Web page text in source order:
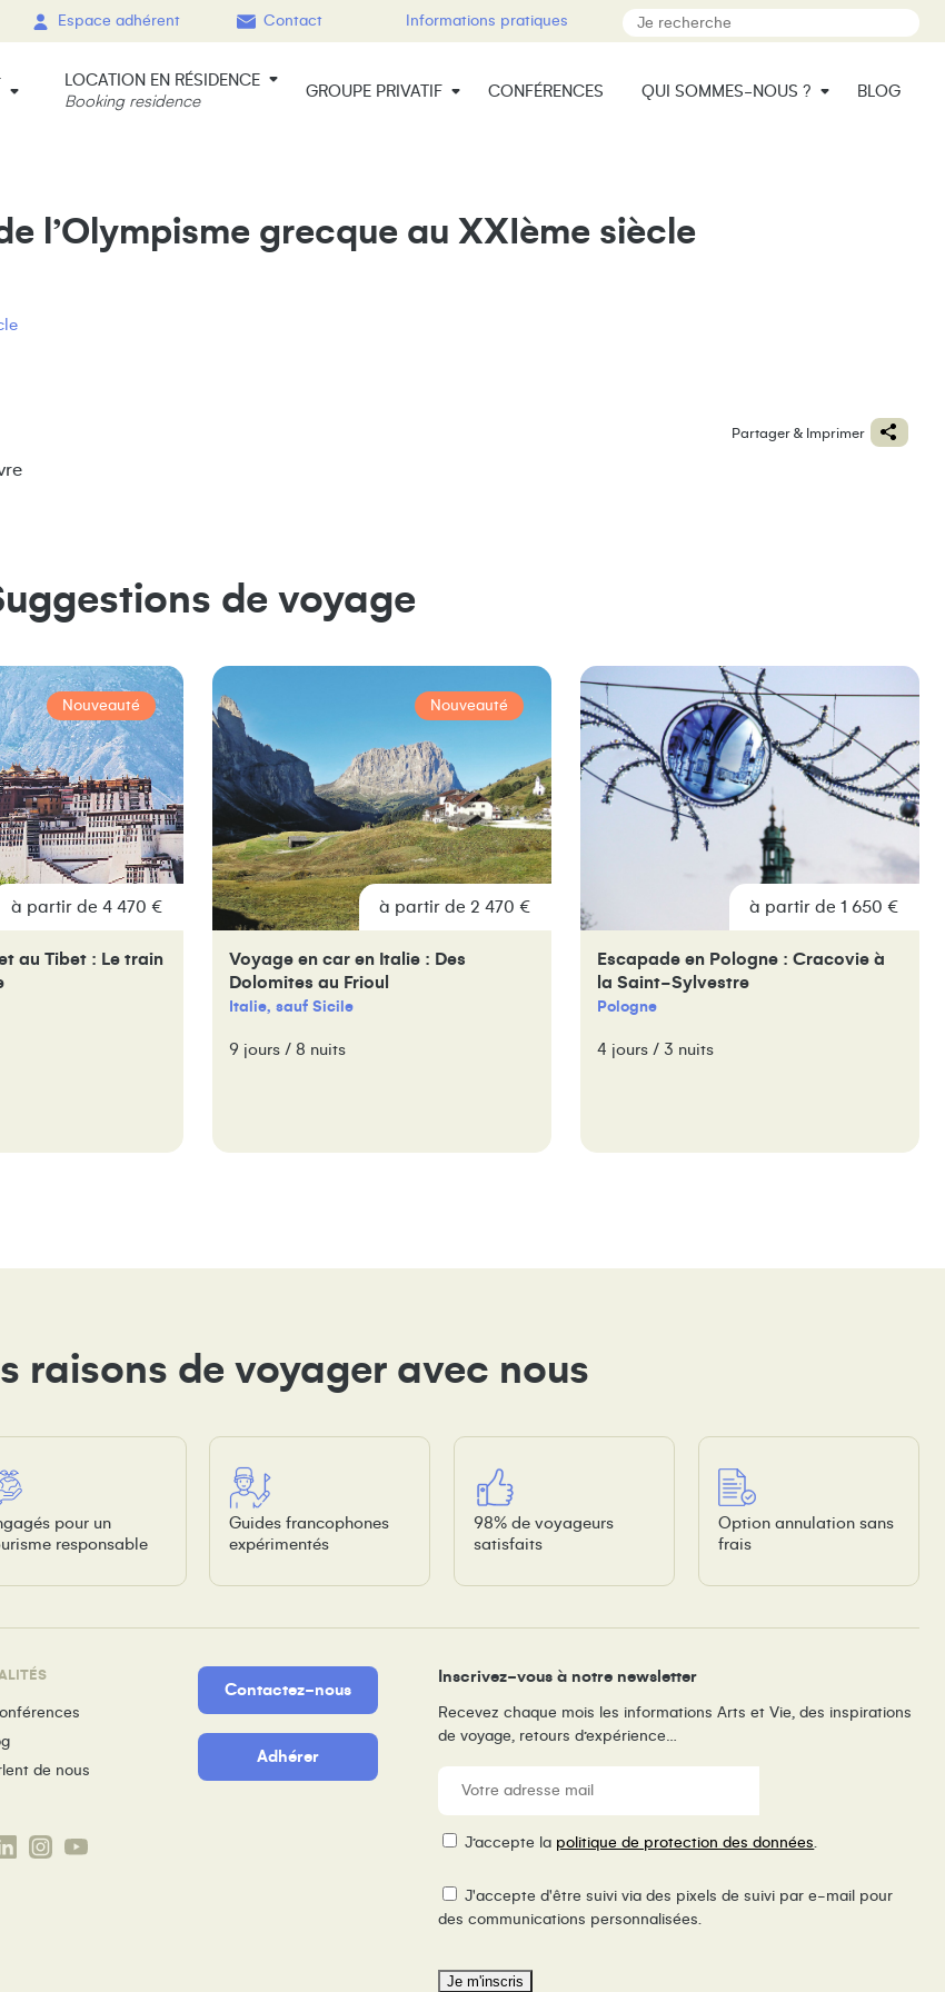
Espace adhérent Contact Informations pratiques
LOCATION EN RÉSIDENCE
Booking residence
GROUPE PRIVATIF CONFÉRENCES QUI SOMMES-NOUS ? BLOG
l’Olympisme grecque au XXIème siècle
Partager & Imprimer
de voyage
Nouveauté
à partir de 4 470 €
au Tibet : Le train
Nouveauté
à partir de 2 470 €
Voyage en car en Italie : Des
Dolomites au Frioul
Italie, sauf Sicile
9 jours / 8 nuits
à partir de 1 650 €
Escapade en Pologne : Cracovie à
la Saint-Sylvestre
Pologne
4 jours / 3 nuits
raisons de voyager avec nous
pour un
responsable
Guides francophones
expérimentés
98% de voyageurs
satisfaits
Option annulation sans
frais
de nous
Contactez-nous
Adhérer
Inscrivez-vous à notre newsletter
Recevez chaque mois les informations Arts et Vie, des inspirations
de voyage, retours d’expérience…
E-
mail
RGPDJ’accepte la politique de protection des données.
Pixel
de
J'accepte d'être suivi via des pixels de suivi par e-mail pour
des communications personnalisées.